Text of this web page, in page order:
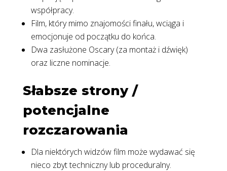
współpracy.
Film, który mimo znajomości finału, wciąga i
emocjonuje od początku do końca.
Dwa zasłużone Oscary (za montaż i dźwięk)
oraz liczne nominacje.
Słabsze strony /
potencjalne
rozczarowania
Dla niektórych widzów film może wydawać się
nieco zbyt techniczny lub proceduralny.